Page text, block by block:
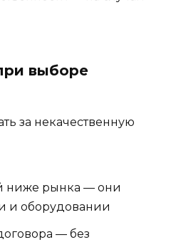
выборе
за некачественную
ниже рынка — они
и оборудовании
— без